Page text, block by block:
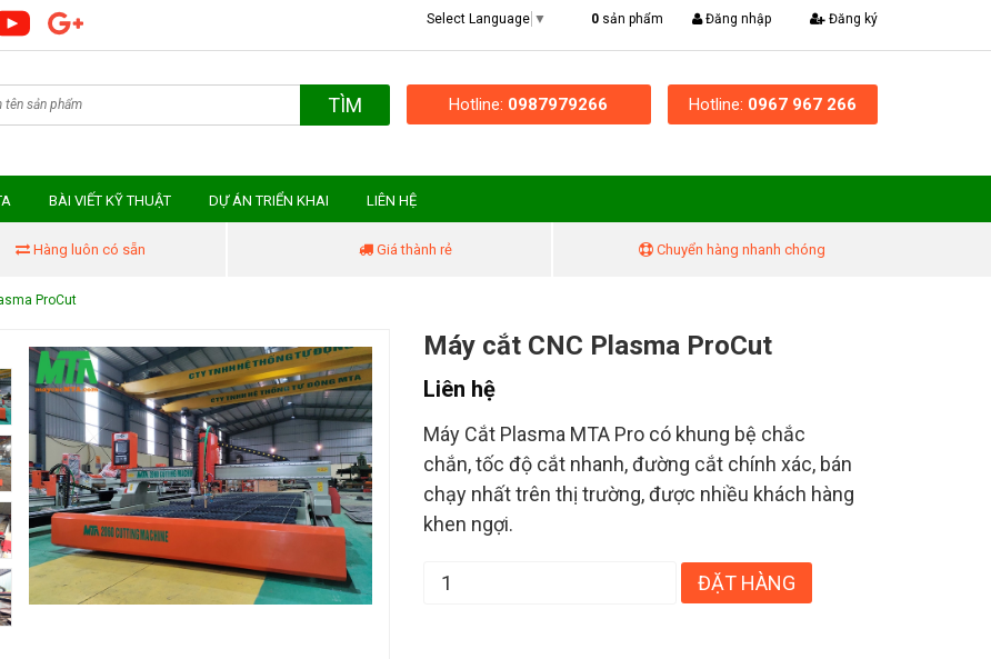
Select Language ▼ 0 sản phẩm Đăng nhập Đăng ký
TÌM Hotline: 0987979266 Hotline: 0967 967 266
BÀI VIẾT KỸ THUẬT DỰ ÁN TRIỂN KHAI LIÊN HỆ
Hàng luôn có sẵn Giá thành rẻ Chuyển hàng nhanh chóng
ProCut
Máy cắt CNC Plasma ProCut
Liên hệ
Máy Cắt Plasma MTA Pro có khung bệ chắc
chắn, tốc độ cắt nhanh, đường cắt chính xác, bán
chạy nhất trên thị trường, được nhiều khách hàng
khen ngợi.
ĐẶT HÀNG